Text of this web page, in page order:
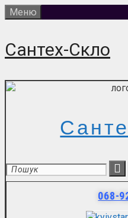
Перейти
до
Меню
Сантех-Скло
068-